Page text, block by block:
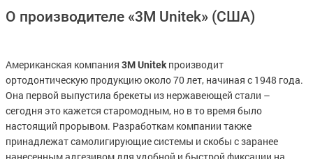
О производителе «3M Unitek» (США)
Американская компания 3М Unitekпроизводит
ортодонтическую продукцию около 70 лет, начиная с 1948 года.
Она первой выпустила брекеты из нержавеющей стали –
сегодня это кажется старомодным, но в то время было
настоящий прорывом. Разработкам компании также
принадлежат самолигирующие системы и скобы с заранее